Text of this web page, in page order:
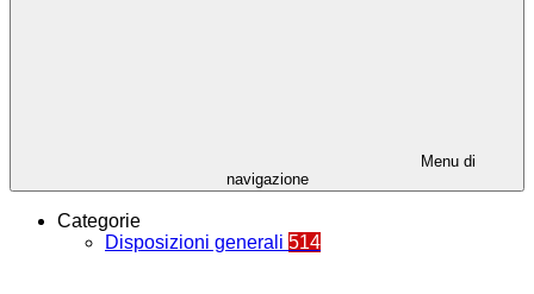
Menu di
navigazione
Categorie
Disposizioni generali 514